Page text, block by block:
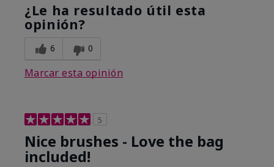
¿Le ha resultado útil esta
opinión?
6 0
Marcar esta opinión
5
Nice brushes - Love the bag
included!